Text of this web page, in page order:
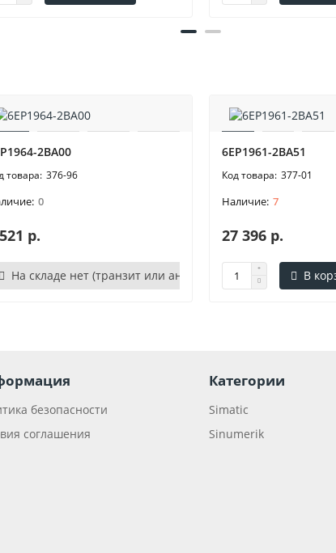
2BA00
376-96
0
р.
На складе нет (транзит или аналог)
6EP1961-2BA51
377-01
7
27 396 р.
В
безопасности
соглашения
Категории
Simatic
Sinumerik